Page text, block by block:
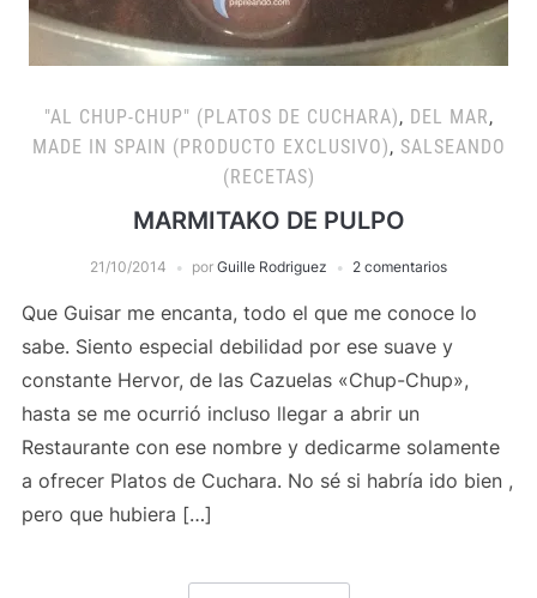
"AL CHUP-CHUP" (PLATOS DE CUCHARA), DEL MAR,
MADE IN SPAIN (PRODUCTO EXCLUSIVO), SALSEANDO
(RECETAS)
MARMITAKO DE PULPO
21/10/2014 por Guille Rodriguez 2 comentarios
Que Guisar me encanta, todo el que me conoce lo
sabe. Siento especial debilidad por ese suave y
constante Hervor, de las Cazuelas «Chup-Chup»,
hasta se me ocurrió incluso llegar a abrir un
Restaurante con ese nombre y dedicarme solamente
a ofrecer Platos de Cuchara. No sé si habría ido bien ,
pero que hubiera […]